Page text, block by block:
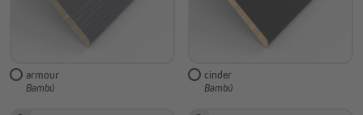
armour
Bambú
cinder
Bambú